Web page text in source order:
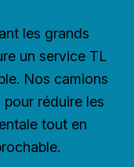
les grands
un service TL
Nos camions
réduire les
tout en